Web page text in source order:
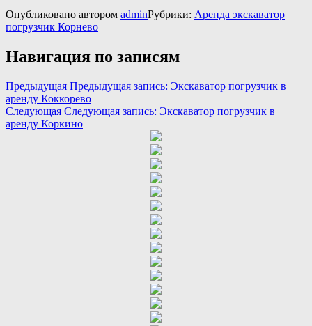
Опубликовано автором adminРубрики: Аренда экскаватор
погрузчик Корнево
Навигация по записям
Предыдущая Предыдущая запись: Экскаватор погрузчик в
аренду Коккорево
Следующая Следующая запись: Экскаватор погрузчик в
аренду Коркино